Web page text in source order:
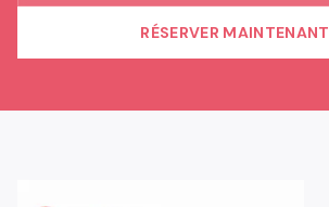
RÉSERVER MAINTENANT